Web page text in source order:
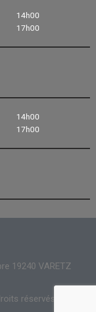
14h00
17h00
14h00
17h00
19240 VARETZ
réservés